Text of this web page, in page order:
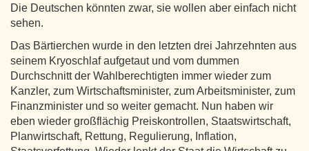
Die Deutschen könnten zwar, sie wollen aber einfach nicht
sehen.
Das Bärtierchen wurde in den letzten drei Jahrzehnten aus
seinem Kryoschlaf aufgetaut und vom dummen
Durchschnitt der Wahlberechtigten immer wieder zum
Kanzler, zum Wirtschaftsminister, zum Arbeitsminister, zum
Finanzminister und so weiter gemacht. Nun haben wir
eben wieder großflächig Preiskontrollen, Staatswirtschaft,
Planwirtschaft, Rettung, Regulierung, Inflation,